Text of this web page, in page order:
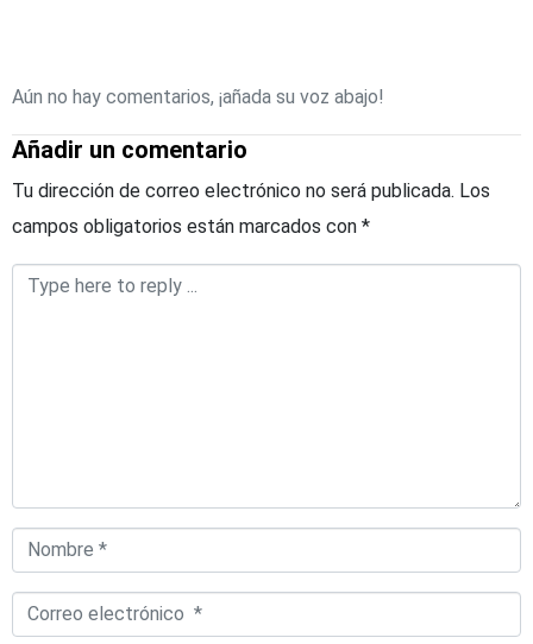
Aún no hay comentarios, ¡añada su voz abajo!
Añadir un comentario
Tu dirección de correo electrónico no será publicada. Los
campos obligatorios están marcados con *
Comentario
Nombre
*
Correo